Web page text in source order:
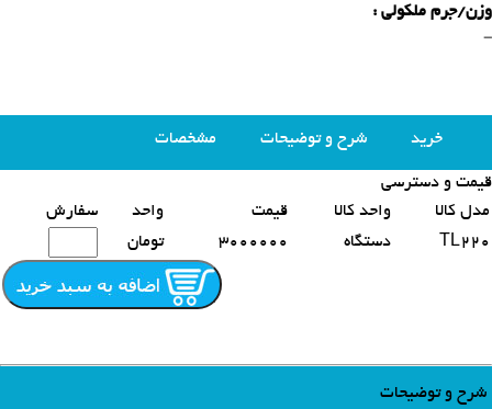
وزن/جرم ملکولی :
-
خرید شرح و توضیحات مشخصات
محصولات مشابه
قیمت و دسترسی
مدل کالا
واحد کالا قیمت واحد
سفارش
TL220
دستگاه 3000000 تومان
شرح و توضیحات